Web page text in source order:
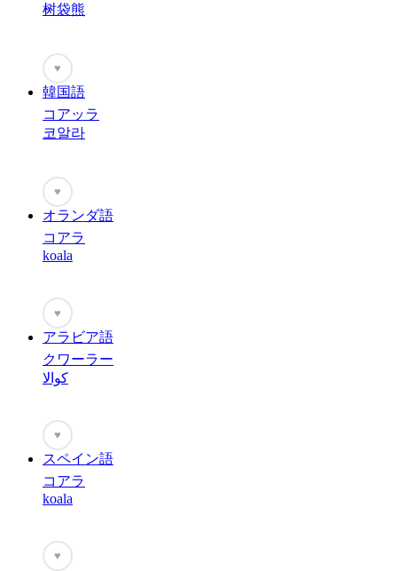
树袋熊
♥
韓国語
コアッラ
코알라
♥
オランダ語
コアラ
koala
♥
アラビア語
クワーラー
كوالا
♥
スペイン語
コアラ
koala
♥